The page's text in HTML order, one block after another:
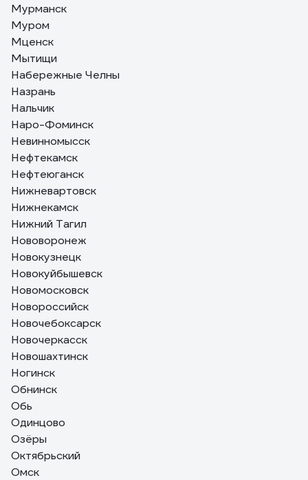
Мурманск
Муром
Мценск
Мытищи
Набережные Челны
Назрань
Нальчик
Наро-Фоминск
Невинномысск
Нефтекамск
Нефтеюганск
Нижневартовск
Нижнекамск
Нижний Тагил
Нововоронеж
Новокузнецк
Новокуйбышевск
Новомосковск
Новороссийск
Новочебоксарск
Новочеркасск
Новошахтинск
Ногинск
Обнинск
Обь
Одинцово
Озёры
Октябрьский
Омск